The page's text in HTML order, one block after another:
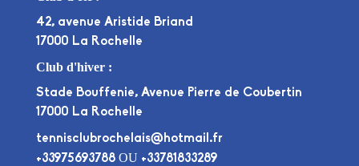
42, avenue Aristide Briand
17000 La Rochelle
Club d'hiver :
Stade Bouffenie, Avenue Pierre de Coubertin
17000 La Rochelle
tennisclubrochelais@hotmail.fr
+33975693788OU +33781833289